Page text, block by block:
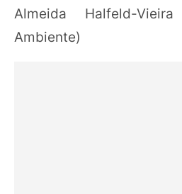
Almeida Halfeld-
Ambiente)